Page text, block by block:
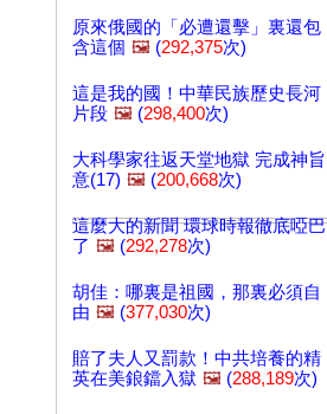
原來俄國的「必遭還擊」裏還包
含這個 🖼️ (292,375次)
這是我的國！中華民族歷史長河
片段 🖼️ (298,400次)
大科學家往返天堂地獄 完成神旨
意(17) 🖼️ (200,668次)
這麼大的新聞 環球時報徹底啞巴
了 🖼️ (292,278次)
胡佳：哪裏是祖國，那裏必須自
由 🖼️ (377,030次)
賠了夫人又罰款！中共培養的精
英在美鋃鐺入獄 🖼️ (288,189次)